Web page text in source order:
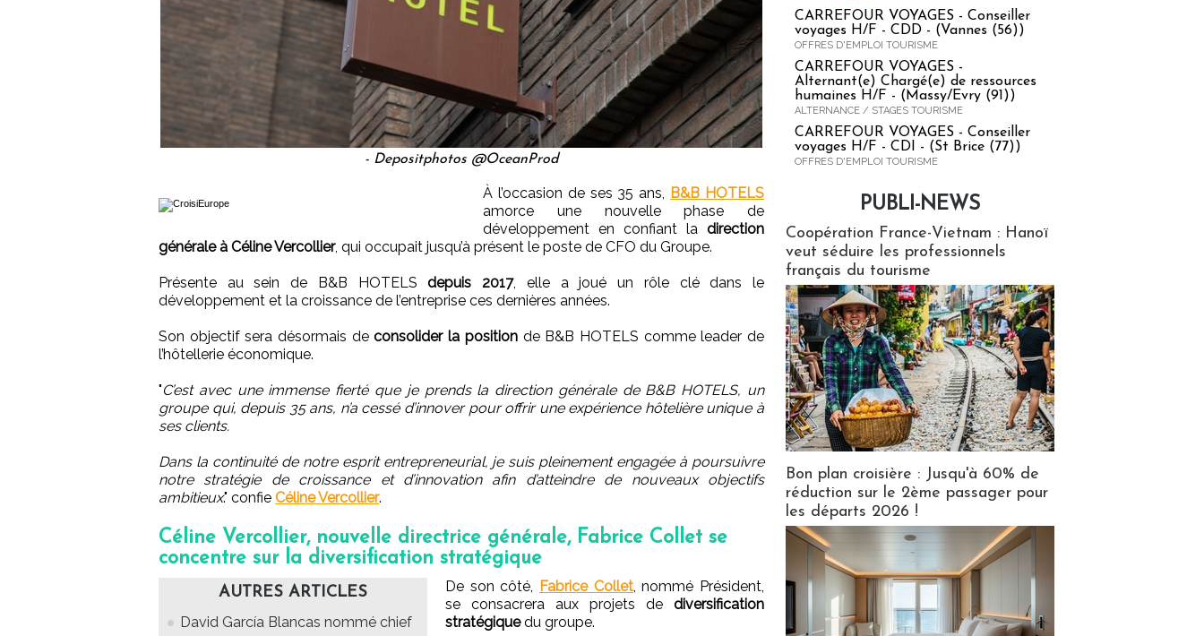
- Depositphotos @OceanProd
À l’occasion de ses 35 ans, B&B HOTELS
amorce une nouvelle phase de
développement en confiant la direction
générale à Céline Vercollier, qui occupait jusqu’à présent le poste de CFO du Groupe.
Présente au sein de B&B HOTELSdepuis 2017, elle a joué un rôle clé dans le
développement et la croissance de l’entreprise ces dernières années.
Son objectif sera désormais deconsolider la positionde B&B HOTELS comme leader de
l’hôtellerie économique.
"C’est avec une immense fierté que je prends la direction générale de B&B HOTELS, un
groupe qui, depuis 35 ans, n’a cessé d’innover pour offrir une expérience hôtelière unique à
ses clients.
Dans la continuité de notre esprit entrepreneurial, je suis pleinement engagée à poursuivre
notre stratégie de croissance et d’innovation afin d’atteindre de nouveaux objectifs
ambitieux." confie Céline Vercollier.
Céline Vercollier, nouvelle directrice générale, Fabrice Collet se
concentre sur la diversification stratégique
AUTRES ARTICLES
David García Blancas nommé chief
De son côté, Fabrice Collet, nommé Président,
se consacrera aux projets de diversification
stratégiquedu groupe.
CARREFOUR VOYAGES - Conseiller
voyages H/F - CDD - (Vannes (56))
OFFRES D'EMPLOI TOURISME
CARREFOUR VOYAGES -
Alternant(e) Chargé(e) de ressources
humaines H/F - (Massy/Evry (91))
ALTERNANCE / STAGES TOURISME
CARREFOUR VOYAGES - Conseiller
voyages H/F - CDI - (St Brice (77))
OFFRES D'EMPLOI TOURISME
PUBLI-NEWS
Coopération France-Vietnam : Hanoï
veut séduire les professionnels
français du tourisme
Bon plan croisière : Jusqu'à 60% de
réduction sur le 2ème passager pour
les départs 2026 !